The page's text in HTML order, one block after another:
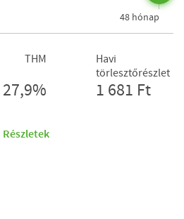
48 hónap
THM
27,9%
Havi
törlesztőrészlet
1 681 Ft
Részletek